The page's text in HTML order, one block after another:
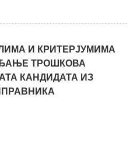
И КРИТЕРЈУМИМА
ТРОШКОВА
КАНДИДАТА ИЗ